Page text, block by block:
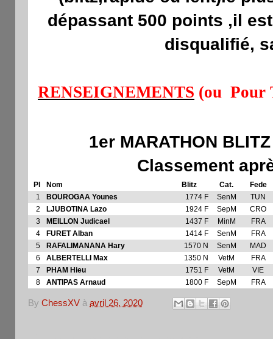
dépassant 500 points ,il
disqualifié,
RENSEIGNEMENTS (ou Pour
1er MARATHON
Classement
Pl Nom Blitz Cat.
Fede
1
BOUROGAA Younes 1774 F SenM
TUN
2
LJUBOTINA Lazo 1924 F SepM
CRO
3
MEILLON Judicael 1437 F MinM
FRA
4
FURET Alban 1414 F SenM
FRA
5
RAFALIMANANA Hary 1570 N SenM
MAD
6
ALBERTELLI Max 1350 N VetM
FRA
7
PHAM Hieu 1751 F VetM
VIE
8
ANTIPAS Arnaud 1800 F SepM FRA
By ChessXV à avril 26, 2020